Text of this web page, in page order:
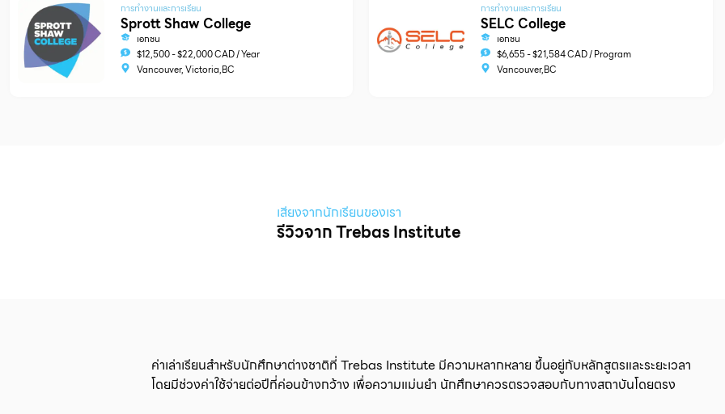
การทำงานและการเรียน
Sprott Shaw College
เอกชน
$12,500 - $22,000 CAD / Year
Vancouver, Victoria,BC
การทำงานและการเรียน
SELC College
เอกชน
$6,655 - $21,584 CAD / Program
Vancouver,BC
เสียงจากนักเรียนของเรา
รีวิวจาก Trebas Institute
ค่าเล่าเรียนสำหรับนักศึกษาต่างชาติที่ Trebas Institute มีความหลากหลาย ขึ้นอยู่กับหลักสูตรและระยะเวลา
โดยมีช่วงค่าใช้จ่ายต่อปีที่ค่อนข้างกว้าง เพื่อความแม่นยำ นักศึกษาควรตรวจสอบกับทางสถาบันโดยตรง